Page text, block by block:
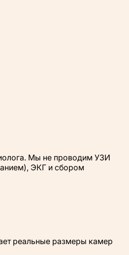
Мы не проводим УЗИ
ЭКГ и сбором
реальные размеры камер